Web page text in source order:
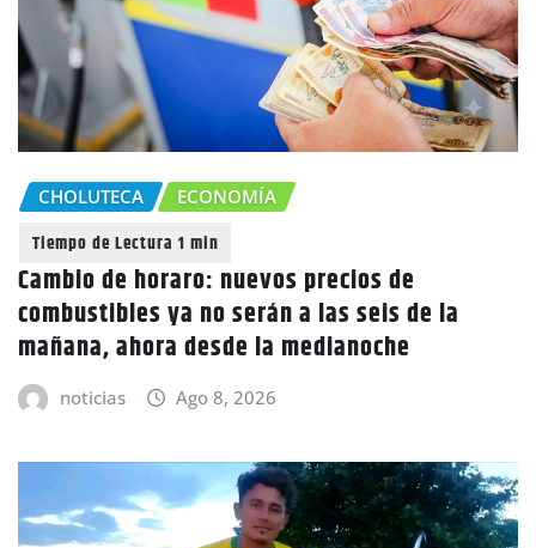
CHOLUTECA ECONOMÍA
Cambio de horaro: nuevos precios de
combustibles ya no serán a las seis de la
mañana, ahora desde la medianoche
noticias Ago 8, 2026